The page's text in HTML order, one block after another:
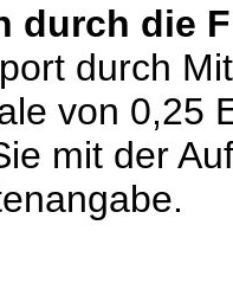
durch die
durch
von 0,25
mit der